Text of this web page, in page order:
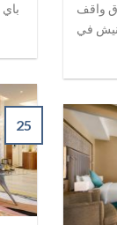
واقف
في
25